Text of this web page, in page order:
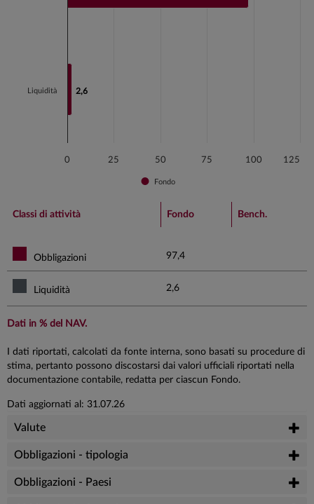
The chart has 1 Y axis displaying values. Data ranges
2,6
2,6
0 100
25 50 75 125
Fondo
Liquidità
End of interactive chart.
Classi di attività Fondo Bench.
Obbligazioni 97,4
Liquidità 2,6
Dati in % del NAV.
I dati riportati, calcolati da fonte interna, sono basati su procedure di
stima, pertanto possono discostarsi dai valori ufficiali riportati nella
documentazione contabile, redatta per ciascun Fondo.
Dati aggiornati al: 31.07.26
Valute
Obbligazioni - tipologia
Obbligazioni - Paesi